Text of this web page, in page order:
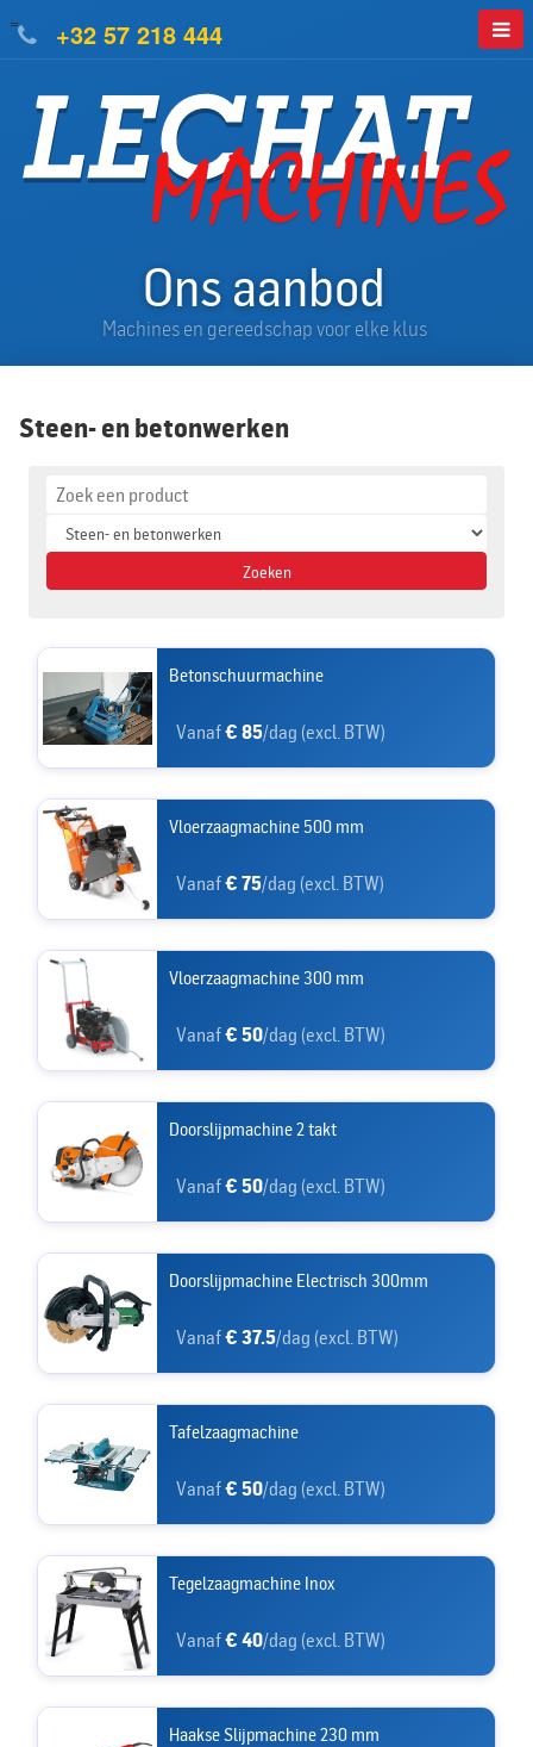
+32 57 218 444
=
Ons aanbod
Machines en gereedschap voor elke klus
Steen- en betonwerken
Zoeken
Betonschuurmachine
Vanaf€ 85/dag (excl. BTW)
Vloerzaagmachine 500 mm
Vanaf€ 75/dag (excl. BTW)
Vloerzaagmachine 300 mm
Vanaf€ 50/dag (excl. BTW)
Doorslijpmachine 2 takt
Vanaf€ 50/dag (excl. BTW)
Doorslijpmachine Electrisch 300mm
Vanaf€ 37.5/dag (excl. BTW)
Tafelzaagmachine
Vanaf€ 50/dag (excl. BTW)
Tegelzaagmachine Inox
Vanaf€ 40/dag (excl. BTW)
Haakse Slijpmachine 230 mm